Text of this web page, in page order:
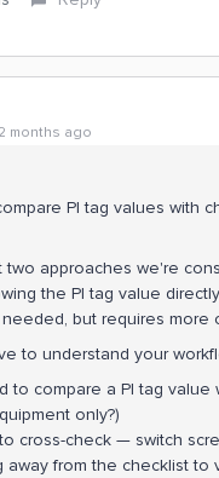
months ago
PI tag values with
approaches we're
the PI tag value
but requires more
to understand your
compare a PI tag value
only?)
cross-check — switch
away from the checklist